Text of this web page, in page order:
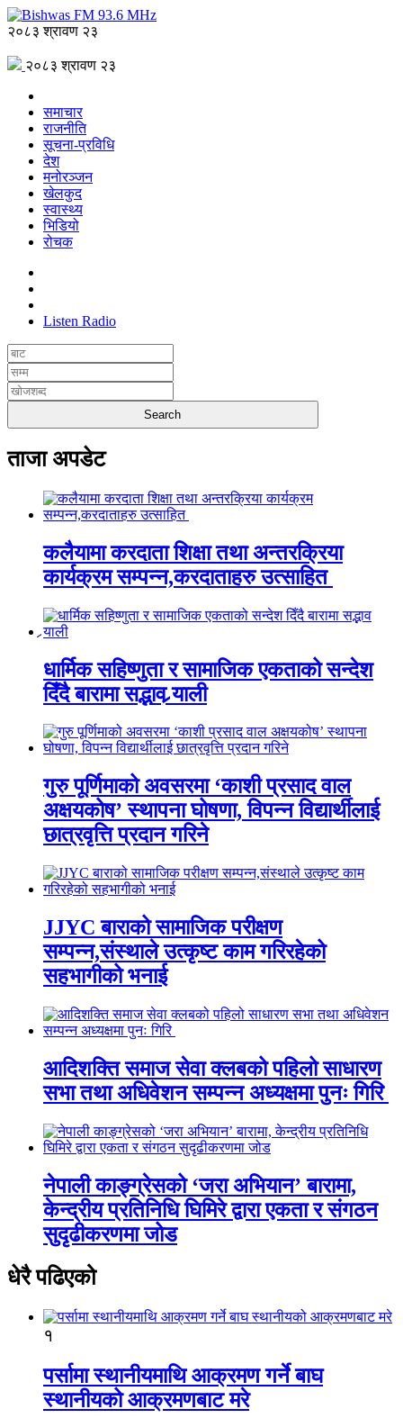
२०८३ श्रावण २३
२०८३ श्रावण २३
समाचार
राजनीति
सूचना-प्रविधि
देश
मनोरञ्जन
खेलकुद
स्वास्थ्य
भिडियो
रोचक
Listen Radio
ताजा अपडेट
कलैयामा करदाता शिक्षा तथा अन्तरक्रिया
कार्यक्रम सम्पन्न,करदाताहरु उत्साहित
धार्मिक सहिष्णुता र सामाजिक एकताको सन्देश
दिँदै बारामा सद्भाव र्‍याली
गुरु पूर्णिमाको अवसरमा ‘काशी प्रसाद वाल
अक्षयकोष’ स्थापना घोषणा, विपन्न विद्यार्थीलाई
छात्रवृत्ति प्रदान गरिने
JJYC बाराको सामाजिक परीक्षण
सम्पन्न,संस्थाले उत्कृष्ट काम गरिरहेको
सहभागीको भनाई
आदिशक्ति समाज सेवा क्लबको पहिलो साधारण
सभा तथा अधिवेशन सम्पन्न अध्यक्षमा पुनः गिरि
नेपाली काङ्ग्रेसको ‘जरा अभियान’ बारामा,
केन्द्रीय प्रतिनिधि घिमिरे द्वारा एकता र संगठन
सुदृढीकरणमा जोड
धेरै पढिएको
१
पर्सामा स्थानीयमाथि आक्रमण गर्ने बाघ
स्थानीयको आक्रमणबाट मरे